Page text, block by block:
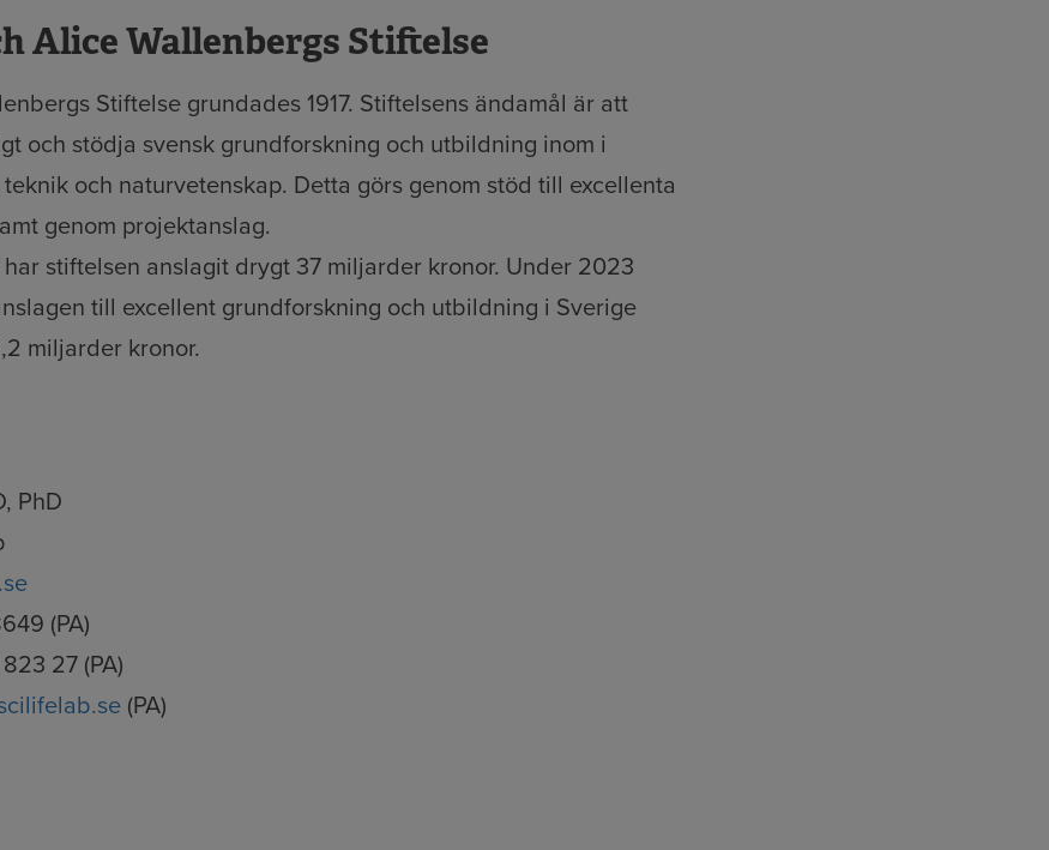
Alice Wallenbergs Stiftelse
Stiftelse grundades 1917. Stiftelsens ändamål är att
och stödja svensk grundforskning och utbildning inom i
och naturvetenskap. Detta görs genom stöd till excellenta
genom projektanslag.
stiftelsen anslagit drygt 37 miljarder kronor. Under 2023
till excellent grundforskning och utbildning i Sverige
miljarder kronor.
PhD
(PA)
27 (PA)
(PA)